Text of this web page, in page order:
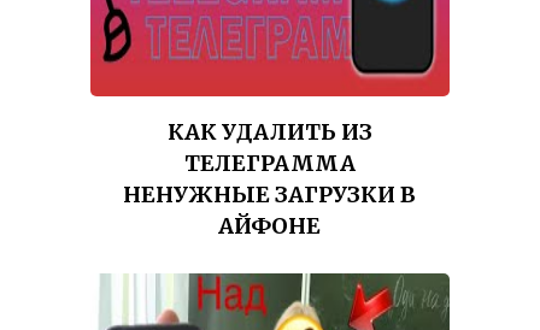
КАК УДАЛИТЬ ИЗ
ТЕЛЕГРАММА
НЕНУЖНЫЕ ЗАГРУЗКИ В
АЙФОНЕ